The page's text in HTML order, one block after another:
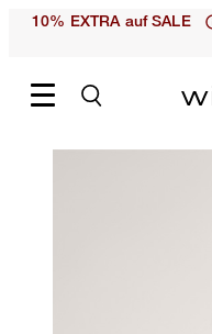
10% EXTRA auf SALE